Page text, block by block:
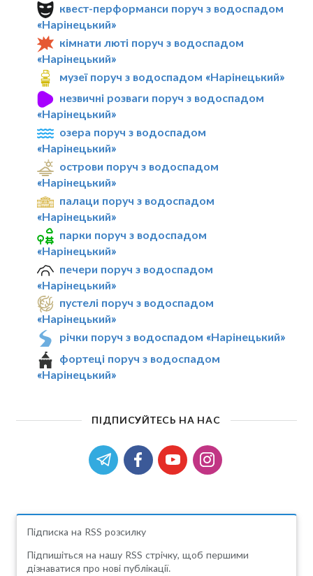
квест-перформанси поруч з водоспадом
«Нарінецький»
кімнати люті поруч з водоспадом
«Нарінецький»
музеї поруч з водоспадом «Нарінецький»
незвичні розваги поруч з водоспадом
«Нарінецький»
озера поруч з водоспадом
«Нарінецький»
острови поруч з водоспадом
«Нарінецький»
палаци поруч з водоспадом
«Нарінецький»
парки поруч з водоспадом
«Нарінецький»
печери поруч з водоспадом
«Нарінецький»
пустелі поруч з водоспадом
«Нарінецький»
річки поруч з водоспадом «Нарінецький»
фортеці поруч з водоспадом
«Нарінецький»
ПІДПИСУЙТЕСЬ НА НАС
Підписка на RSS розсилку
Підпишіться на нашу RSS стрічку, щоб першими
дізнаватися про нові публікації.